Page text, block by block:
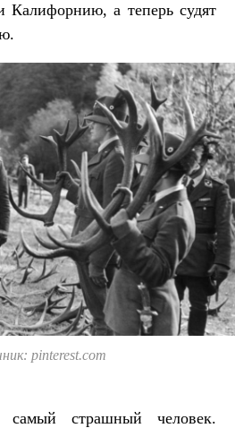
а теперь судят
pinterest.com
страшный человек.